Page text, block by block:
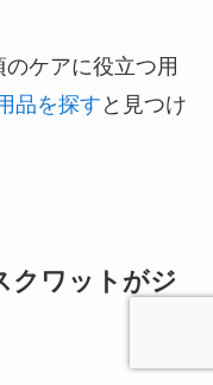
ケアに役立つ用
品を探す と見つけ
クワットがジ